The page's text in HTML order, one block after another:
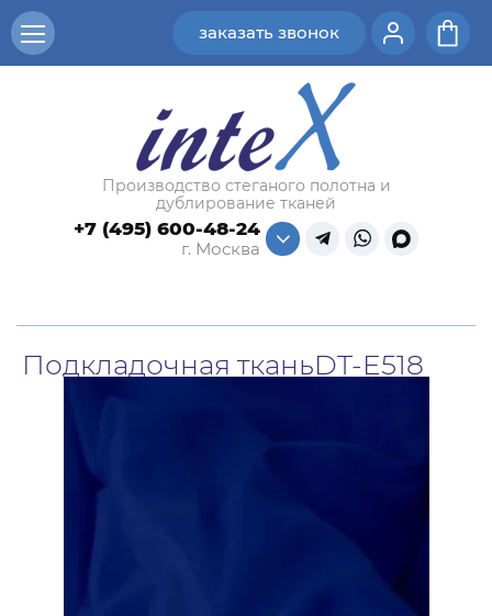
заказать звонок
Производство стеганого полотна и
дублирование тканей
+7 (495) 600-48-24
г. Москва
Подкладочная тканьㅤㅤㅤDT-E518